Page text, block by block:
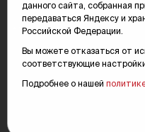
данного сайта, собранная
передаваться Яндексу и
Российской Федерации.
Вы можете отказаться от
соответствующие настройки
Подробнее о нашей